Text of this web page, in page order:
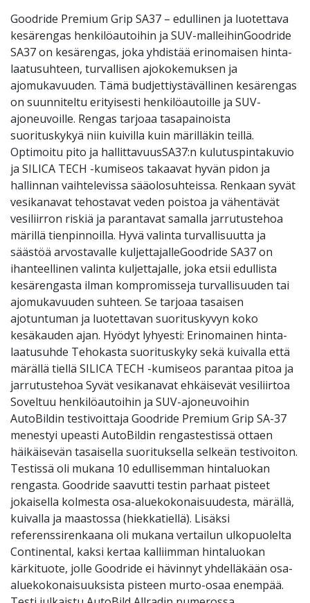
Goodride Premium Grip SA37 – edullinen ja luotettava
kesärengas henkilöautoihin ja SUV-malleihinGoodride
SA37 on kesärengas, joka yhdistää erinomaisen hinta-
laatusuhteen, turvallisen ajokokemuksen ja
ajomukavuuden. Tämä budjettiystävällinen kesärengas
on suunniteltu erityisesti henkilöautoille ja SUV-
ajoneuvoille. Rengas tarjoaa tasapainoista
suorituskykyä niin kuivilla kuin märilläkin teillä.
Optimoitu pito ja hallittavuusSA37:n kulutuspintakuvio
ja SILICA TECH -kumiseos takaavat hyvän pidon ja
hallinnan vaihtelevissa sääolosuhteissa. Renkaan syvät
vesikanavat tehostavat veden poistoa ja vähentävät
vesiliirron riskiä ja parantavat samalla jarrutustehoa
märillä tienpinnoilla. Hyvä valinta turvallisuutta ja
säästöä arvostavalle kuljettajalleGoodride SA37 on
ihanteellinen valinta kuljettajalle, joka etsii edullista
kesärengasta ilman kompromisseja turvallisuuden tai
ajomukavuuden suhteen. Se tarjoaa tasaisen
ajotuntuman ja luotettavan suorituskyvyn koko
kesäkauden ajan. Hyödyt lyhyesti: Erinomainen hinta-
laatusuhde Tehokasta suorituskyky sekä kuivalla että
märällä tiellä SILICA TECH -kumiseos parantaa pitoa ja
jarrutustehoa Syvät vesikanavat ehkäisevät vesiliirtoa
Soveltuu henkilöautoihin ja SUV-ajoneuvoihin
AutoBildin testivoittaja Goodride Premium Grip SA-37
menestyi upeasti AutoBildin rengastestissä ottaen
häikäisevän tasaisella suorituksella selkeän testivoiton.
Testissä oli mukana 10 edullisemman hintaluokan
rengasta. Goodride saavutti testin parhaat pisteet
jokaisella kolmesta osa-aluekokonaisuudesta, märällä,
kuivalla ja maastossa (hiekkatiellä). Lisäksi
referenssirenkaana oli mukana vertailun ulkopuolelta
Continental, kaksi kertaa kalliimman hintaluokan
kärkituote, jolle Goodride ei hävinnyt yhdelläkään osa-
aluekokonaisuuksista pisteen murto-osaa enempää.